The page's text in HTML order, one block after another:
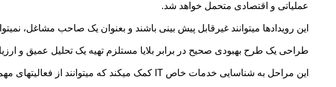
عملیاتی و اقتصادی متحمل خواهد شد.
این رویدادها میتوانند غیرقابل پیش بینی باشند و بعنوان یک صاحب مشاغل،
طراحی یک طرح بهبودی صحیح در برابر بلایا مستلزم تهیه یک تحلیل عمیق و
این مراحل به شناسایی خدمات خاص IT کمک میکند که میتوانند از فعالیتهای مهم تجاری سازمان پشتیبانی کنند.